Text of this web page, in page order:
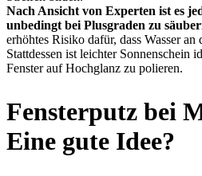
Nach Ansicht von Experten ist es
unbedingt bei Plusgraden zu
erhöhtes Risiko dafür, dass Wasser an
Stattdessen ist leichter Sonnenschein
Fenster auf Hochglanz zu polieren.
Fensterputz bei
Eine gute Idee?